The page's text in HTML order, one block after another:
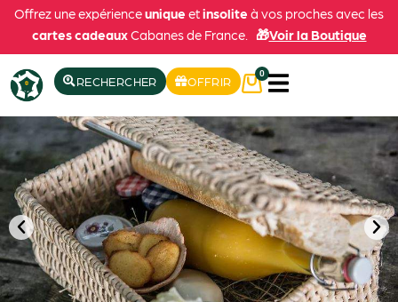
Offrez une expérienceunique etinsolite à vos proches avec les
cartes cadeauxCabanes de France. 🎁Voir la Boutique
RECHERCHER OFFRIR
0